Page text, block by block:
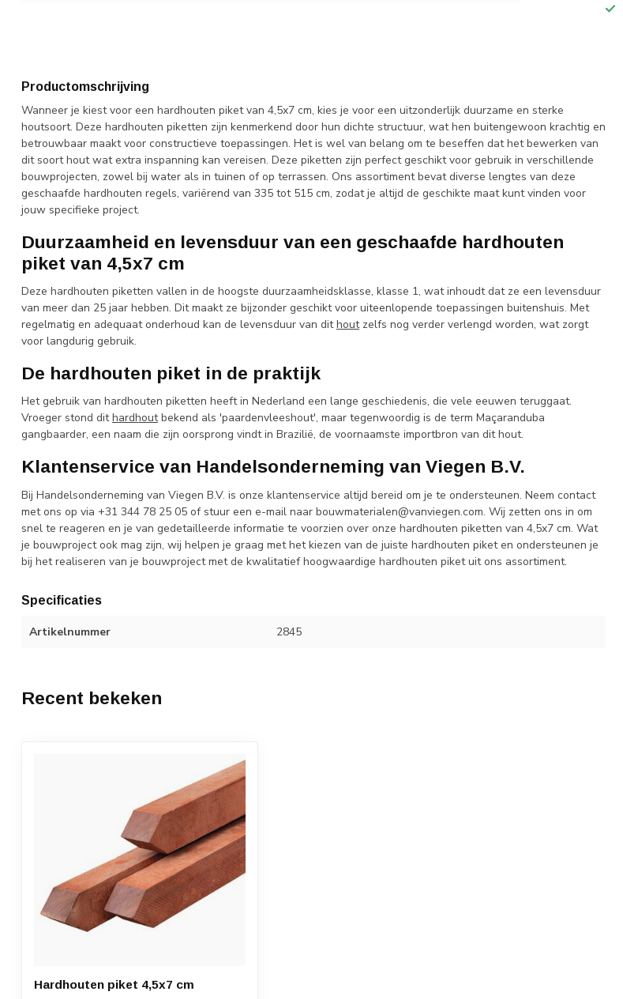
Productomschrijving
Wanneer je kiest voor een hardhouten piket van 4,5x7 cm, kies je voor een uitzonderlijk duurzame en sterke
houtsoort. Deze hardhouten piketten zijn kenmerkend door hun dichte structuur, wat hen buitengewoon krachtig en
betrouwbaar maakt voor constructieve toepassingen. Het is wel van belang om te beseffen dat het bewerken van
dit soort hout wat extra inspanning kan vereisen. Deze piketten zijn perfect geschikt voor gebruik in verschillende
bouwprojecten, zowel bij water als in tuinen of op terrassen. Ons assortiment bevat diverse lengtes van deze
geschaafde hardhouten regels, variërend van 335 tot 515 cm, zodat je altijd de geschikte maat kunt vinden voor
jouw specifieke project.
Duurzaamheid en levensduur van een geschaafde hardhouten
piket van 4,5x7 cm
Deze hardhouten piketten vallen in de hoogste duurzaamheidsklasse, klasse 1, wat inhoudt dat ze een levensduur
van meer dan 25 jaar hebben. Dit maakt ze bijzonder geschikt voor uiteenlopende toepassingen buitenshuis. Met
regelmatig en adequaat onderhoud kan de levensduur van dithoutzelfs nog verder verlengd worden, wat zorgt
voor langdurig gebruik.
De hardhouten piket in de praktijk
Het gebruik van hardhouten piketten heeft in Nederland een lange geschiedenis, die vele eeuwen teruggaat.
Vroeger stond dithardhoutbekend als 'paardenvleeshout', maar tegenwoordig is de term Maçaranduba
gangbaarder, een naam die zijn oorsprong vindt in Brazilië, de voornaamste importbron van dit hout.
Klantenservice van Handelsonderneming van Viegen B.V.
Bij Handelsonderneming van Viegen B.V. is onze klantenservice altijd bereid om je te ondersteunen. Neem contact
met ons op via +31 344 78 25 05 of stuur een e-mail naar bouwmaterialen@vanviegen.com. Wij zetten ons in om
snel te reageren en je van gedetailleerde informatie te voorzien over onze hardhouten piketten van 4,5x7 cm. Wat
je bouwproject ook mag zijn, wij helpen je graag met het kiezen van de juiste hardhouten piket en ondersteunen je
bij het realiseren van je bouwproject met de kwalitatief hoogwaardige hardhouten piket uit ons assortiment.
Specificaties
Artikelnummer 2845
Recent bekeken
Hardhouten piket 4,5x7 cm